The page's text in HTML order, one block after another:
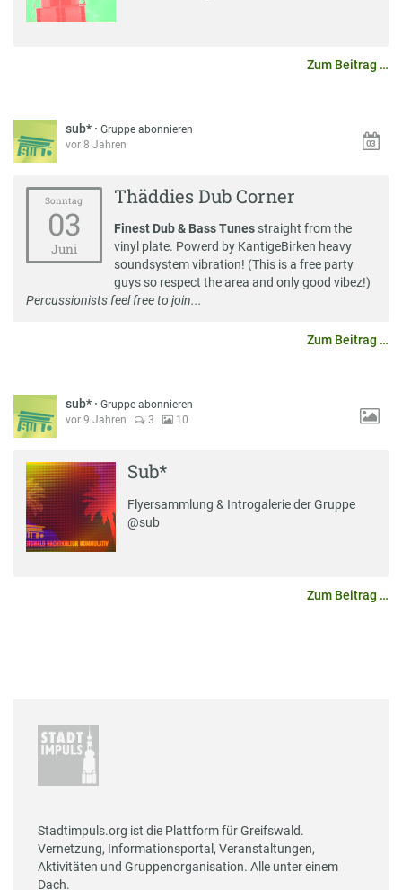
Zum Beitrag …
sub* ·Gruppe abonnieren
vor 8 Jahren
Sonntag
03
Juni
Thäddies Dub Corner
Finest Dub & Bass Tunes straight from the
vinyl plate. Powerd by KantigeBirken heavy
soundsystem vibration! (This is a free party
guys so respect the area and only good vibez!)
Percussionists feel free to join...
Zum Beitrag …
sub* ·Gruppe abonnieren
vor 9 Jahren
3 10
Sub*
Flyersammlung & Introgalerie der Gruppe
@sub
Zum Beitrag …
Stadtimpuls.org ist die Plattform für Greifswald.
Vernetzung, Informationsportal, Veranstaltungen,
Aktivitäten und Gruppenorganisation. Alle unter einem
Dach.